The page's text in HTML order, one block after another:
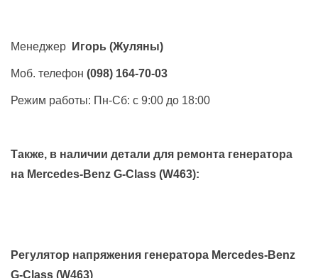
Менеджер Игорь (Жуляны)
Моб. телефон (098) 164-70-03
Режим работы: Пн-Сб: с 9:00 до 18:00
Также, в наличии детали для ремонта генератора
на Mercedes-Benz G-Class (W463):
Регулятор напряжения генератора Mercedes-Benz
G-Class (W463)